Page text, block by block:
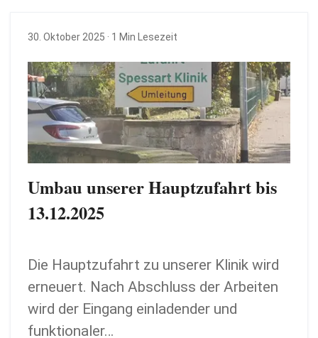
30. Oktober 2025 · 1 Min Lesezeit
Umbau unserer Hauptzufahrt bis
13.12.2025
Die Hauptzufahrt zu unserer Klinik wird
erneuert. Nach Abschluss der Arbeiten
wird der Eingang einladender und
funktionaler…